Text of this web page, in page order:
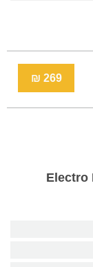
269 ₪